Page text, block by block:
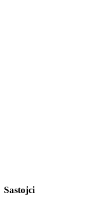
Sastojci